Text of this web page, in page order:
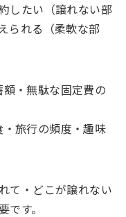
したい（譲れない部
られる（柔軟な部
額・無駄な固定費の
旅行の頻度・趣味
て・どこが譲れない
す。